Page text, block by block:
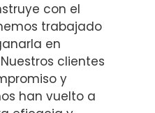
con el
trabajado
en
clientes
y
han vuelto a